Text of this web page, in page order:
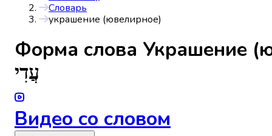
Словарь
украшение (ювелирное)
Форма слова Украшение
עֲדִי
Видео со словом